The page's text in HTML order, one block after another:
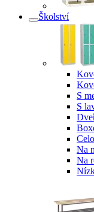
Školství
S
S
Na
Na